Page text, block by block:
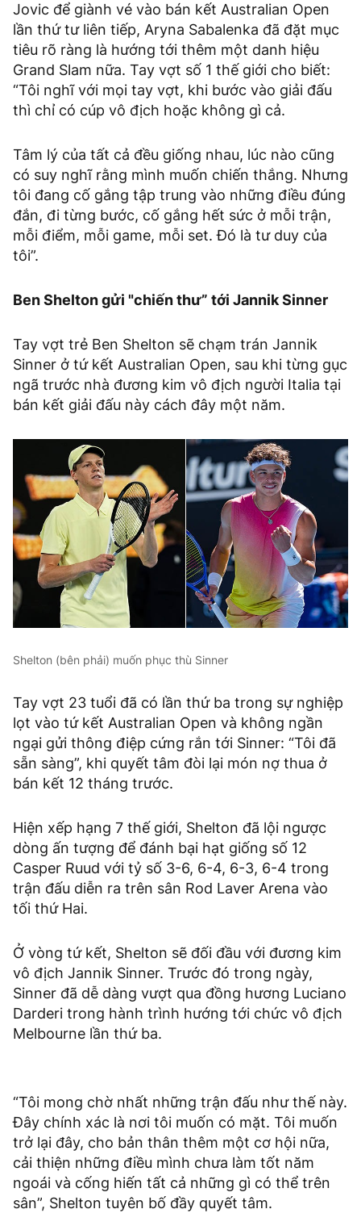
Jovic để giành vé vào bán kết Australian Open
lần thứ tư liên tiếp, Aryna Sabalenka đã đặt mục
tiêu rõ ràng là hướng tới thêm một danh hiệu
Grand Slam nữa. Tay vợt số 1 thế giới cho biết:
“Tôi nghĩ với mọi tay vợt, khi bước vào giải đấu
thì chỉ có cúp vô địch hoặc không gì cả.
Tâm lý của tất cả đều giống nhau, lúc nào cũng
có suy nghĩ rằng mình muốn chiến thắng. Nhưng
tôi đang cố gắng tập trung vào những điều đúng
đắn, đi từng bước, cố gắng hết sức ở mỗi trận,
mỗi điểm, mỗi game, mỗi set. Đó là tư duy của
tôi”.
Ben Shelton gửi "chiến thư” tới Jannik Sinner
Tay vợt trẻ Ben Shelton sẽ chạm trán Jannik
Sinner ở tứ kết Australian Open, sau khi từng gục
ngã trước nhà đương kim vô địch người Italia tại
bán kết giải đấu này cách đây một năm.
Shelton (bên phải) muốn phục thù Sinner
Tay vợt 23 tuổi đã có lần thứ ba trong sự nghiệp
lọt vào tứ kết Australian Open và không ngần
ngại gửi thông điệp cứng rắn tới Sinner: “Tôi đã
sẵn sàng”, khi quyết tâm đòi lại món nợ thua ở
bán kết 12 tháng trước.
Hiện xếp hạng 7 thế giới, Shelton đã lội ngược
dòng ấn tượng để đánh bại hạt giống số 12
Casper Ruud với tỷ số 3-6, 6-4, 6-3, 6-4 trong
trận đấu diễn ra trên sân Rod Laver Arena vào
tối thứ Hai.
Ở vòng tứ kết, Shelton sẽ đối đầu với đương kim
vô địch Jannik Sinner. Trước đó trong ngày,
Sinner đã dễ dàng vượt qua đồng hương Luciano
Darderi trong hành trình hướng tới chức vô địch
Melbourne lần thứ ba.
“Tôi mong chờ nhất những trận đấu như thế này.
Đây chính xác là nơi tôi muốn có mặt. Tôi muốn
trở lại đây, cho bản thân thêm một cơ hội nữa,
cải thiện những điều mình chưa làm tốt năm
ngoái và cống hiến tất cả những gì có thể trên
sân”, Shelton tuyên bố đầy quyết tâm.